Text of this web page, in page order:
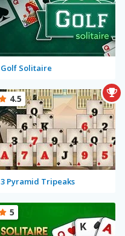
Golf Solitaire
3 Pyramid Tripeaks
4.5
5